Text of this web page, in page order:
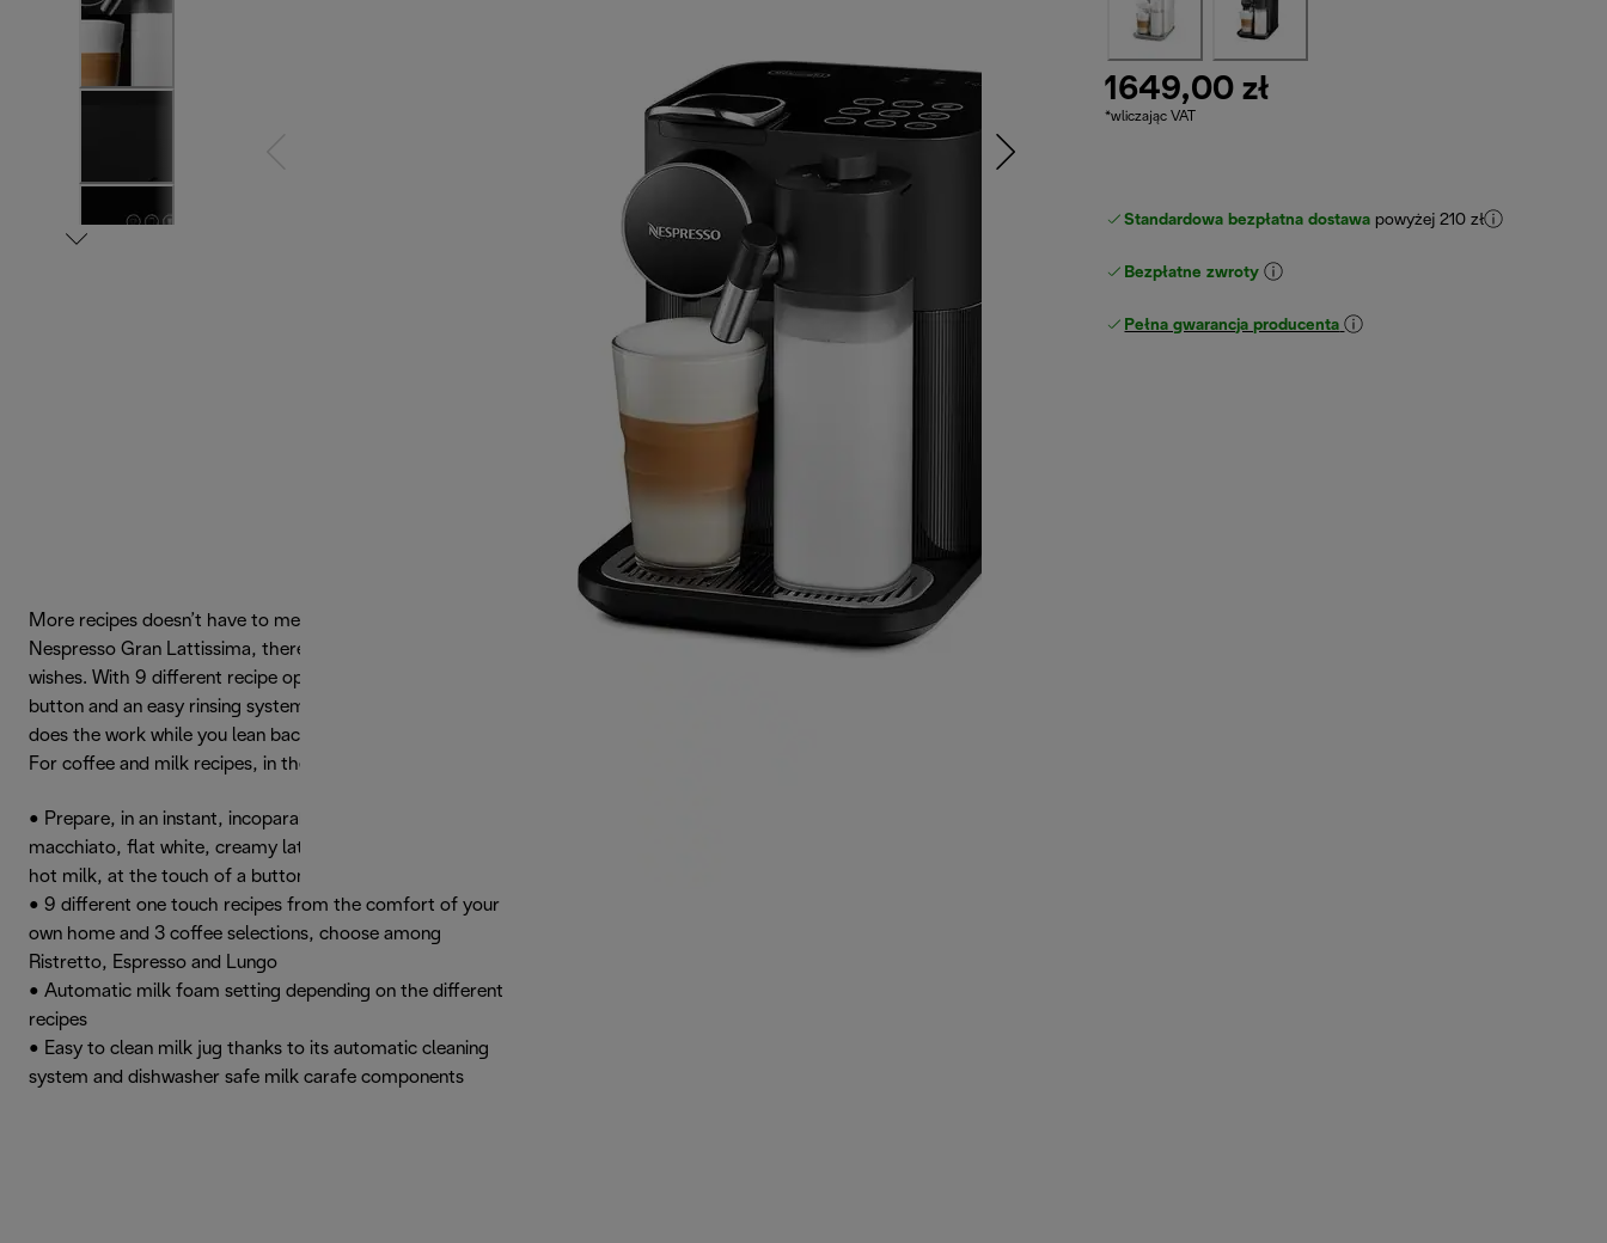
1649,00 zł
*wliczając VAT
Standardowa bezpłatna dostawa powyżej 210 zł
Bezpłatne zwroty
Pełna gwarancja producenta
More recipes doesn’t have to mean more effort. With the
Nespresso Gran Lattissima, there’s a way for all your latte
wishes. With 9 different recipe options at the touch of a
button and an easy rinsing system, the Gran Lattissima
does the work while you lean back.
For coffee and milk recipes, in the blink of a cup.
• Prepare, in an instant, incoparable cappuccino, latte
macchiato, flat white, creamy latte or hot milk froth or
hot milk, at the touch of a button
• 9 different one touch recipes from the comfort of your
own home and 3 coffee selections, choose among
Ristretto, Espresso and Lungo
• Automatic milk foam setting depending on the different
recipes
• Easy to clean milk jug thanks to its automatic cleaning
system and dishwasher safe milk carafe components